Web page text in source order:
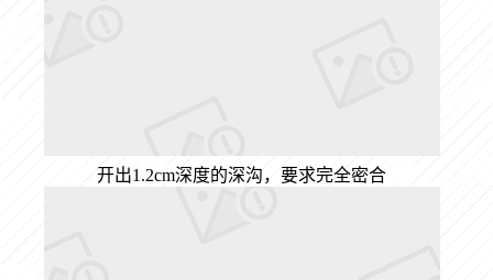
开出1.2cm深度的深沟，要求完全密合